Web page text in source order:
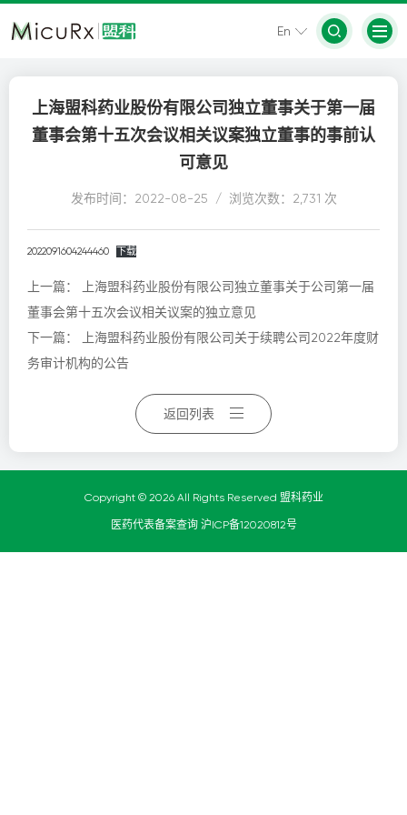
En
上海盟科药业股份有限公司独立董事关于第一届
董事会第十五次会议相关议案独立董事的事前认
可意见
发布时间：2022-08-25 / 浏览次数：2,731 次
2022091604244460 下载
上一篇：
上海盟科药业股份有限公司独立董事关于公司第一届
董事会第十五次会议相关议案的独立意见
下一篇：
上海盟科药业股份有限公司关于续聘公司2022年度财
务审计机构的公告
返回列表
Copyright © 2026 All Rights Reserved 盟科药业
医药代表备案查询 沪ICP备12020812号